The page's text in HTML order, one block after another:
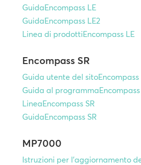
GuidaEncompass LE
GuidaEncompass LE2
Linea di prodottiEncompass LE
Encompass SR
Guida utente del sitoEncompass
Guida al programmaEncompass
LineaEncompass SR
GuidaEncompass SR
MP7000
Istruzioni per l'aggiornamento